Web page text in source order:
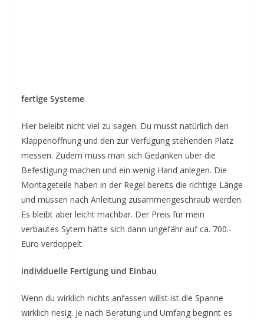
fertige Systeme
Hier beleibt nicht viel zu sagen. Du musst natürlich den
Klappenöffnung und den zur Verfügung stehenden Platz
messen. Zudem muss man sich Gedanken über die
Befestigung machen und ein wenig Hand anlegen. Die
Montageteile haben in der Regel bereits die richtige Länge
und müssen nach Anleitung zusammengeschraub werden.
Es bleibt aber leicht machbar. Der Preis für mein
verbautes Sytem hätte sich dann ungefähr auf ca. 700.-
Euro verdoppelt.
individuelle Fertigung und Einbau
Wenn du wirklich nichts anfassen willst ist die Spanne
wirklich riesig. Je nach Beratung und Umfang beginnt es